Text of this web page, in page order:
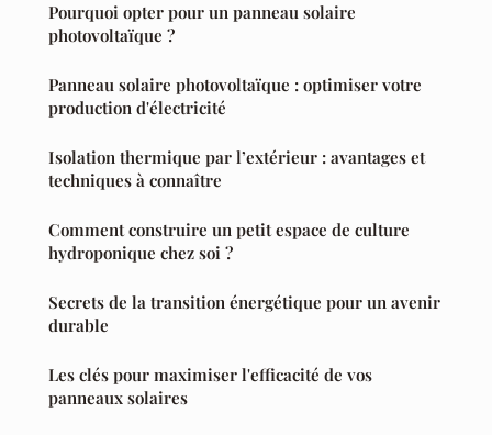
Pourquoi opter pour un panneau solaire
photovoltaïque ?
Panneau solaire photovoltaïque : optimiser votre
production d'électricité
Isolation thermique par l’extérieur : avantages et
techniques à connaître
Comment construire un petit espace de culture
hydroponique chez soi ?
Secrets de la transition énergétique pour un avenir
durable
Les clés pour maximiser l'efficacité de vos
panneaux solaires